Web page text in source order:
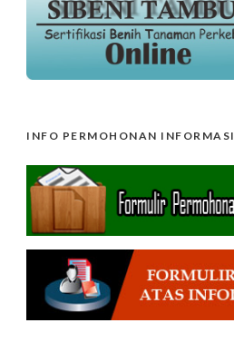
INFO PERMOHONAN INFORMASI